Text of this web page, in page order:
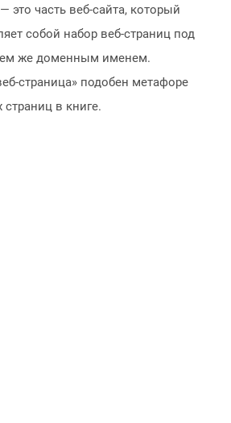
это часть веб-сайта, который
собой набор веб-страниц под
же доменным именем.
страница» подобен метафоре
в книге.